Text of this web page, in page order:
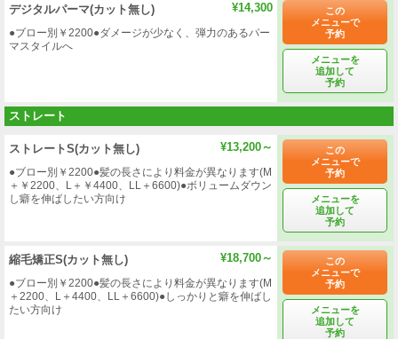
デジタルパーマ(カット無し) ¥14,300
●ブロー別￥2200●ダメージが少なく、弾力のあるパー
マスタイルへ
この
メニューで
予約
メニューを
追加して
予約
ストレート
ストレートS(カット無し) ¥13,200～
●ブロー別￥2200●髪の長さにより料金が異なります(M
＋￥2200、L＋￥4400、LL＋6600)●ボリュームダウン
し癖を伸ばしたい方向け
この
メニューで
予約
メニューを
追加して
予約
縮毛矯正S(カット無し) ¥18,700～
●ブロー別￥2200●髪の長さにより料金が異なります(M
＋2200、L＋4400、LL＋6600)●しっかりと癖を伸ばし
たい方向け
この
メニューで
予約
メニューを
追加して
予約